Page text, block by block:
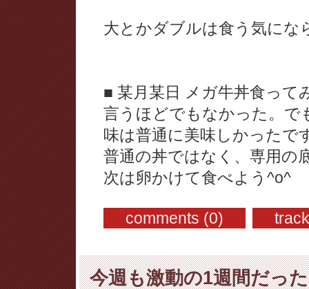
大とかダブルは食う気にな
■ 某月某日 メガ牛丼食って
言うほどでもなかった。で
味は普通に美味しかったで
普通の丼ではなく、専用の
次は卵かけて食べよう^o^
comments (0)
今週も激動の1週間だった